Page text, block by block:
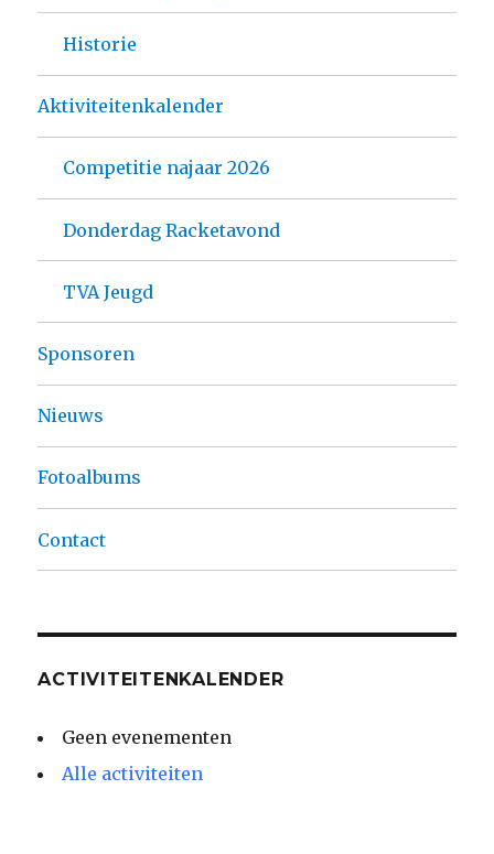
Historie
Aktiviteitenkalender
Competitie najaar 2026
Donderdag Racketavond
TVA Jeugd
Sponsoren
Nieuws
Fotoalbums
Contact
ACTIVITEITENKALENDER
Geen evenementen
Alle activiteiten